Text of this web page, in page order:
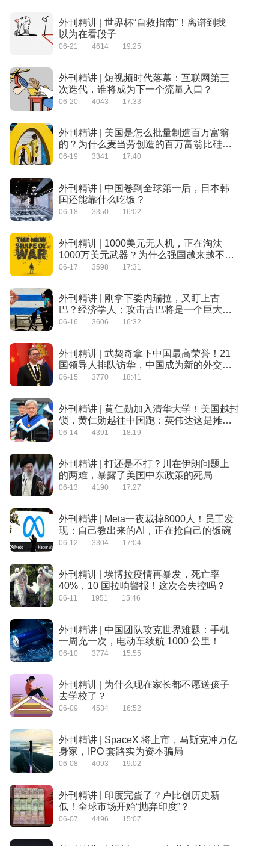
外刊精讲 | 世界杯“自救指南”！离谱到我
以为在看段子
06-21 4614 19:25
外刊精讲 | 短视频时代落幕：互联网第三
次迭代，谁将成为下一个流量入口？
06-20 4043 17:33
外刊精讲 | 美国是怎么批量制造百万富翁
的？为什么麦当劳创造的百万富翁比硅谷
还多？
06-19 3341 17:40
外刊精讲 | 中国卷到全球第一后，日本韩
国还能靠什么吃饭？
06-18 3350 16:02
外刊精讲 | 1000美元无人机，正在淘汰
1000万美元武器？为什么强国越来越不敢
打仗？
06-17 3598 17:31
外刊精讲 | 刚拿下委内瑞拉，又盯上古
巴？经济学人：攻击古巴将是一个巨大的
错误
06-16 3606 16:32
外刊精讲 | 武契奇拿下中国最高荣誉！21
国领导人排队访华，中国成为新的外交中
心？
06-15 3770 18:41
外刊精讲 | 黄仁勋加入清华大学！美国越封
锁，黄仁勋越往中国跑：英伟达这是摊牌
了？
06-14 4391 18:19
外刊精讲 | 打还是不打？川在伊朗问题上
的两难，暴露了美国中东政策的死局
06-13 4190 17:27
外刊精讲 | Meta一夜裁掉8000人！员工发
现：自己教出来的AI，正在抢自己的饭碗
06-12 3304 17:04
外刊精讲 | 埃博拉疫情再暴发，死亡率
40%，10 国拉响警报！这次会失控吗？
06-11 1951 15:46
外刊精讲 | 中国团队攻克世界难题：手机
一周充一次，电动车续航 1000 公里！
06-10 3774 15:55
外刊精讲 | 为什么现在家长都不愿送孩子
去学校了？
06-09 4534 16:52
外刊精讲 | SpaceX 将上市，马斯克冲万亿
身家，IPO 套路实为资本骗局
06-08 4093 19:02
外刊精讲 | 印度完蛋了？卢比创历史新
低！全球市场开始“抛弃印度”？
06-07 4496 15:07